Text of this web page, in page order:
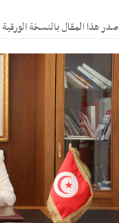
صدر هذا المقال بالنسخة الورقية